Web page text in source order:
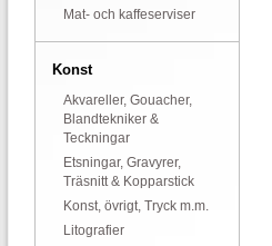
Mat- och kaffeserviser
Konst
Akvareller, Gouacher,
Blandtekniker &
Teckningar
Etsningar, Gravyrer,
Träsnitt & Kopparstick
Konst, övrigt, Tryck m.m.
Litografier